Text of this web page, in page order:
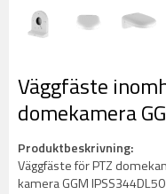
Väggfäste
domekamera
Produktbeskrivning:
Väggfäste för PTZ
kamera GGM IPSS344DL50